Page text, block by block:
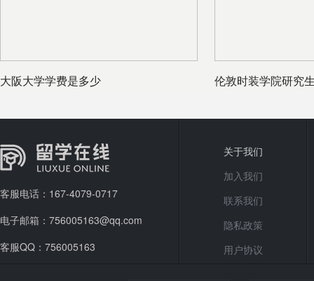
大阪大学学费是多少 伦敦时装学院研究
客服电话：167-4079-0717
电子邮箱：756005163@qq.com
客服QQ：756005163
关于我们
加入我们
联系我们
隐私政策
用户协议